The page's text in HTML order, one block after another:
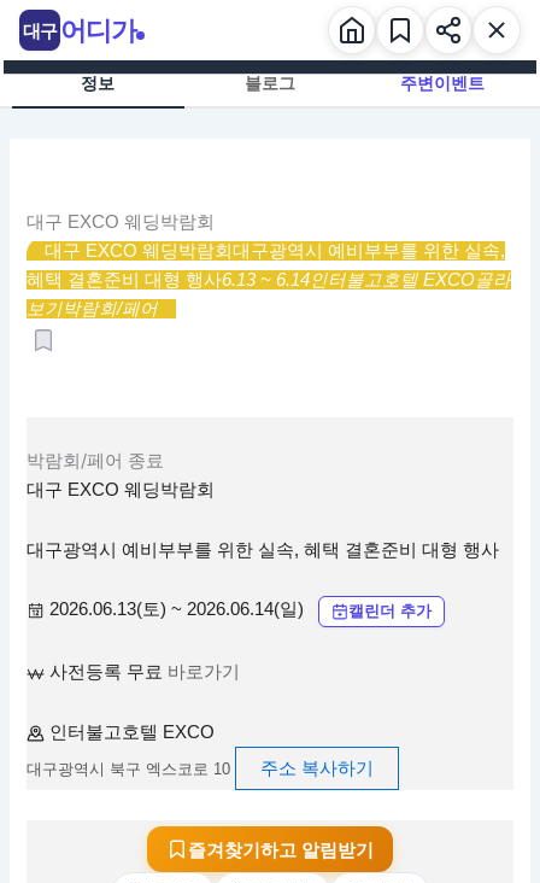
츠
정보 블로그 주변이벤트
대구 EXCO 웨딩박람회
대구 EXCO 웨딩박람회대구광역시 예비부부를 위한 실속,
혜택 결혼준비 대형 행사6.13 ~ 6.14인터불고호텔 EXCO골라
보기박람회/페어
박람회/페어 종료
대구 EXCO 웨딩박람회
대구광역시 예비부부를 위한 실속, 혜택 결혼준비 대형 행사
2026.06.13(토) ~ 2026.06.14(일) 캘린더 추가
사전등록 무료 바로가기
인터불고호텔 EXCO
대구광역시 북구 엑스코로 10 주소 복사하기
즐겨찾기하고 알림받기
대구 어디가